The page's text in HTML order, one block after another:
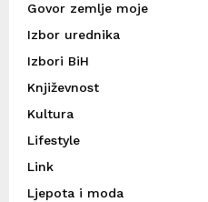
Govor zemlje moje
Izbor urednika
Izbori BiH
Književnost
Kultura
Lifestyle
Link
Ljepota i moda